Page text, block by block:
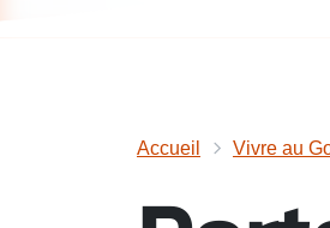
Accueil Vivre au